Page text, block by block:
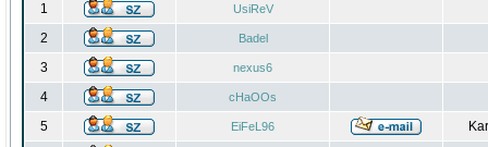
1 UsiReV
2 Badel
3 nexus6
4 cHaOOs
5 EiFeL96